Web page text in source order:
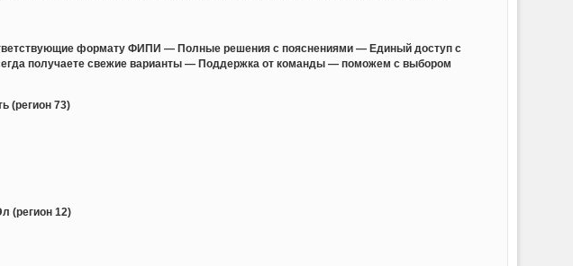
формату ФИПИ — Полные решения с пояснениями — Единый доступ с
получаете свежие варианты — Поддержка от команды — поможем с выбором
(регион 73)
(регион 12)